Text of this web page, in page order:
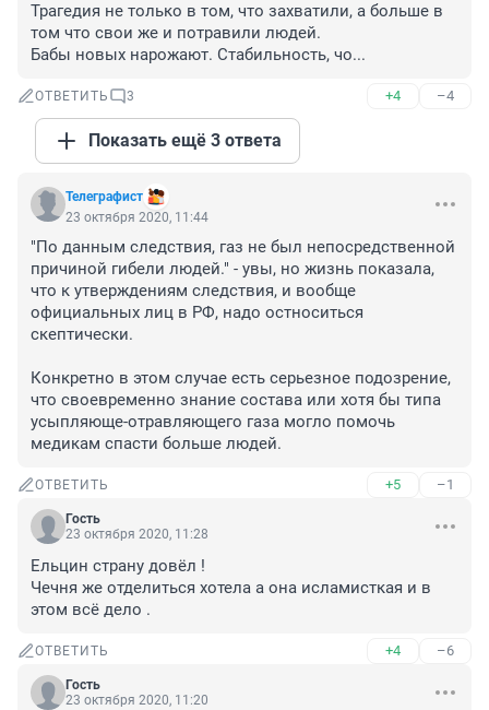
Трагедия не только в том, что захватили, а больше в
том что свои же и потравили людей.
Бабы новых нарожают. Стабильность, чо...
ОТВЕТИТЬ 3 +4 –4
Показать ещё 3 ответа
Телеграфист
23 октября 2020, 11:44
"По данным следствия, газ не был непосредственной
причиной гибели людей." - увы, но жизнь показала,
что к утверждениям следствия, и вообще
официальных лиц в РФ, надо остноситься
скептически.
Конкретно в этом случае есть серьезное подозрение,
что своевременно знание состава или хотя бы типа
усыпляюще-отравляющего газа могло помочь
медикам спасти больше людей.
ОТВЕТИТЬ +5 –1
Гость
23 октября 2020, 11:28
Ельцин страну довёл !
Чечня же отделиться хотела а она исламисткая и в
этом всё дело .
ОТВЕТИТЬ +4 –6
Гость
23 октября 2020, 11:20